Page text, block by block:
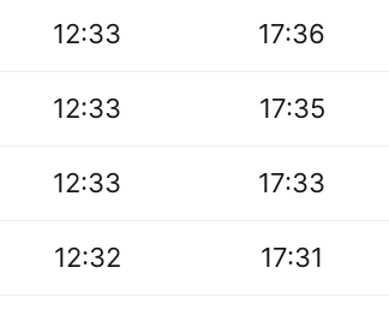
12:33 17:36
12:33 17:35
12:33 17:33
12:32 17:31